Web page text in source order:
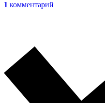
1 комментарий